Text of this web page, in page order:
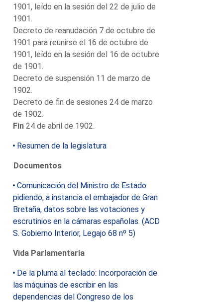
1901, leído en la sesión del 22 de julio de
1901.
Decreto de reanudación 7 de octubre de
1901 para reunirse el 16 de octubre de
1901, leído en la sesión del 16 de octubre
de 1901.
Decreto de suspensión 11 de marzo de
1902.
Decreto de fin de sesiones 24 de marzo
de 1902.
Fin 24 de abril de 1902.
Resumen de la legislatura
Documentos
Comunicación del Ministro de Estado
pidiendo, a instancia el embajador de Gran
Bretaña, datos sobre las votaciones y
escrutinios en la cámaras españolas. (ACD
S. Gobierno Interior, Legajo 68 nº 5)
Vida Parlamentaria
De la pluma al teclado: Incorporación de
las máquinas de escribir en las
dependencias del Congreso de los